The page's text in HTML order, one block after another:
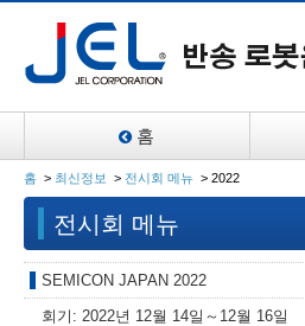
홈
홈 > 최신정보 > 전시회 메뉴 > 2022
전시회 메뉴
SEMICON JAPAN 2022
회기: 2022년 12월 14일～12월 16일